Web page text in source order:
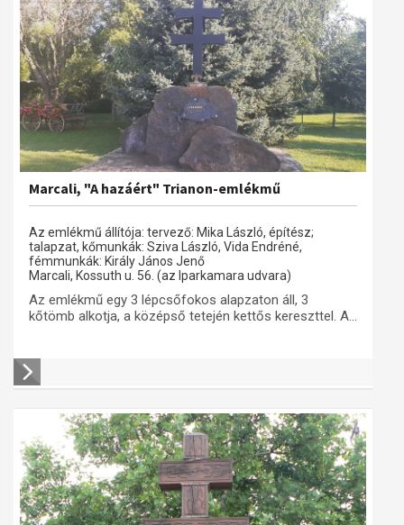
Marcali, "A hazáért" Trianon-emlékmű
Az emlékmű állítója: tervező: Mika László, építész;
talapzat, kőmunkák: Sziva László, Vida Endréné,
fémmunkák: Király János Jenő
Marcali, Kossuth u. 56. (az Iparkamara udvara)
Az emlékmű egy 3 lépcsőfokos alapzaton áll, 3
kőtömb alkotja, a középső tetején kettős kereszttel. A...